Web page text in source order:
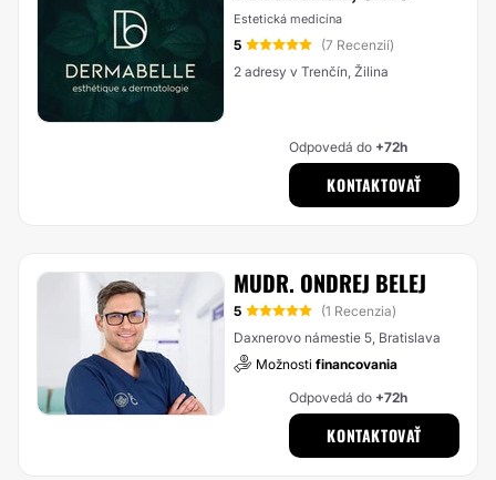
Estetická medicína
5
(7 Recenzií)
2 adresy v Trenčín, Žilina
Odpovedá do +72h
KONTAKTOVAŤ
MUDR. ONDREJ BELEJ
5
(1 Recenzia)
Daxnerovo námestie 5, Bratislava
Možnosti financovania
Odpovedá do +72h
KONTAKTOVAŤ